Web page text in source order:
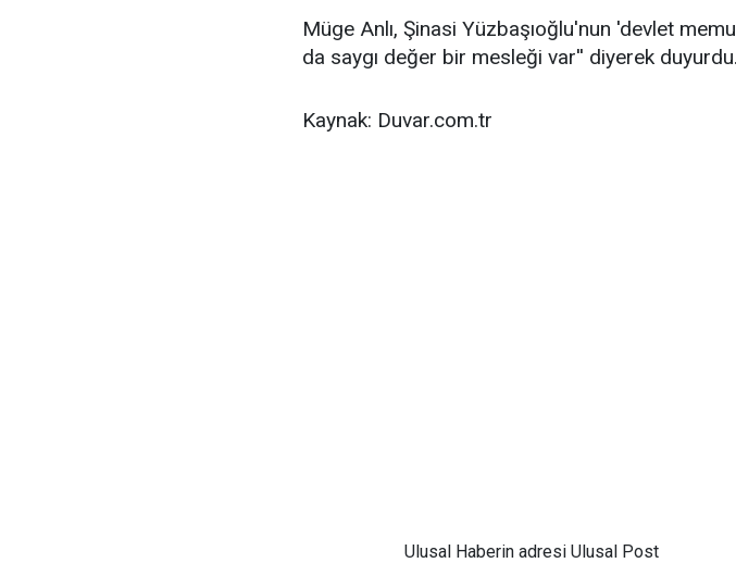
Müge Anlı, Şinasi Yüzbaşıoğlu'nun 'devlet
da saygı değer bir mesleği var'' diyerek duyurdu.
Kaynak: Duvar.com.tr
Ulusal Haberin adresi Ulusal Post